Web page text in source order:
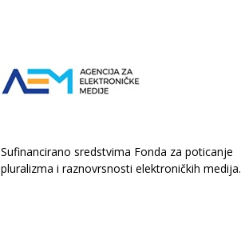
Sufinancirano sredstvima Fonda za poticanje
pluralizma i raznovrsnosti elektroničkih medija.